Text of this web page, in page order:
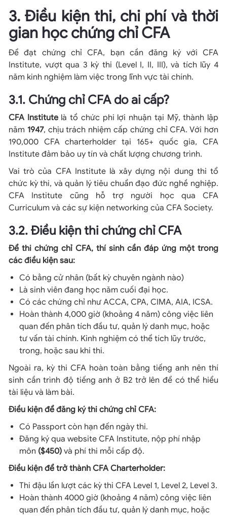
3. Điều kiện thi, chi phí và thời
gian học chứng chỉ CFA
Để đạt chứng chỉ CFA, bạn cần đăng ký với CFA
Institute, vượt qua 3 kỳ thi (Level I, II, III), và tích lũy 4
năm kinh nghiệm làm việc trong lĩnh vực tài chính.
3.1. Chứng chỉ CFA do ai cấp?
CFA Institutelà tổ chức phi lợi nhuận tại Mỹ, thành lập
năm 1947, chịu trách nhiệm cấp chứng chỉ CFA. Với hơn
190,000 CFA charterholder tại 165+ quốc gia, CFA
Institute đảm bảo uy tín và chất lượng chương trình.
Vai trò của CFA Institute là xây dựng nội dung thi tổ
chức kỳ thi, và quản lý tiêu chuẩn đạo đức nghề nghiệp.
CFA Institute cũng hỗ trợ người học qua CFA
Curriculum và các sự kiện networking của CFA Society.
3.2. Điều kiện thi chứng chỉ CFA
Để thi chứng chỉ CFA, thí sinh cần đáp ứng một trong
các điều kiện sau:
Có bằng cử nhân (bất kỳ chuyên ngành nào)
Là sinh viên đang học năm cuối đại học.
Có các chứng chỉ như ACCA, CPA, CIMA, AIA, ICSA.
Hoàn thành 4,000 giờ (khoảng 4 năm) công việc liên
quan đến phân tích đầu tư, quản lý danh mục, hoặc
tư vấn tài chính. Kinh nghiệm có thể tích lũy trước,
trong, hoặc sau khi thi.
Ngoài ra, kỳ thi CFA hoàn toàn bằng tiếng anh nên thí
sinh cần trình độ tiếng anh ở B2 trở lên để có thể hiểu
tài liệu và làm bài.
Điều kiện để đăng ký thi chứng chỉ CFA:
Có Passport còn hạn đến ngày thi.
Đăng ký qua website CFA Institute, nộp phí nhập
môn ($450) và phí thi mỗi cấp độ.
Điều kiện để trở thành CFA Charterholder:
Thi đậu lần lượt các kỳ thi CFA Level 1, Level 2, Level 3.
Hoàn thành 4000 giờ (khoảng 4 năm) công việc liên
quan đến phân tích đầu tư, quản lý danh mục, hoặc